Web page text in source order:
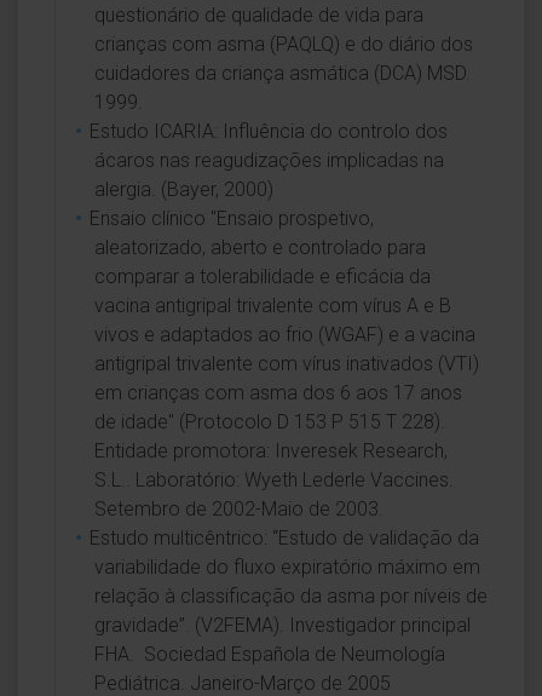
questionário de qualidade de vida para
crianças com asma (PAQLQ) e do diário dos
cuidadores da criança asmática (DCA) MSD.
1999.
Estudo ICARIA: Influência do controlo dos
ácaros nas reagudizações implicadas na
alergia. (Bayer, 2000)
Ensaio clínico "Ensaio prospetivo,
aleatorizado, aberto e controlado para
comparar a tolerabilidade e eficácia da
vacina antigripal trivalente com vírus A e B
vivos e adaptados ao frio (WGAF) e a vacina
antigripal trivalente com vírus inativados (VTI)
em crianças com asma dos 6 aos 17 anos
de idade" (Protocolo D 153 P 515 T 228).
Entidade promotora: Inveresek Research,
S.L.. Laboratório: Wyeth Lederle Vaccines.
Setembro de 2002-Maio de 2003.
Estudo multicêntrico: “Estudo de validação da
variabilidade do fluxo expiratório máximo em
relação à classificação da asma por níveis de
gravidade”. (V2FEMA). Investigador principal
FHA. Sociedad Española de Neumología
Pediátrica. Janeiro-Março de 2005